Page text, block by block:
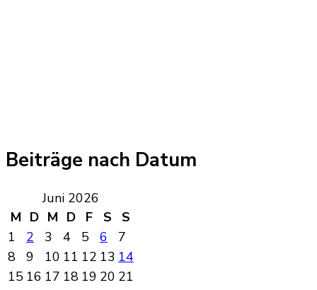
Beiträge nach Datum
Juni 2026
M D M D F S
S
1
2 3 4 5 6
7
8
9 10 11 12 13 14
15 16 17 18 19 20 21